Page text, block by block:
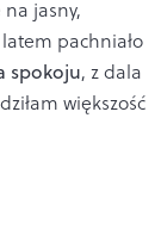
jasny,
pachniało
spokoju, z dala
większość